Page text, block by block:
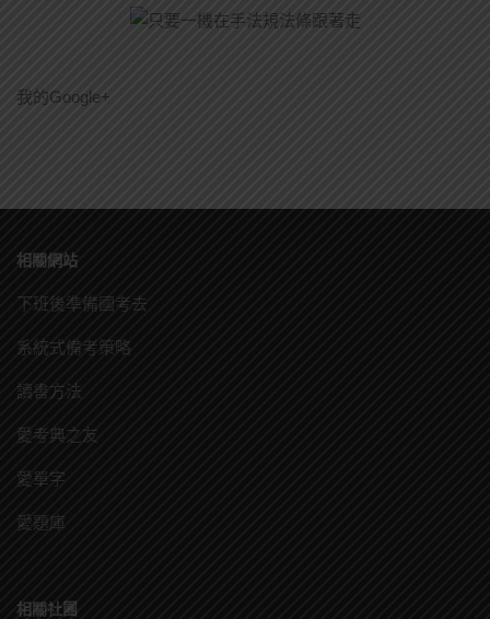
我的Google+
相關網站
下班後準備國考去
系統式備考策略
讀書方法
愛考典之友
愛單字
愛題庫
相關社團